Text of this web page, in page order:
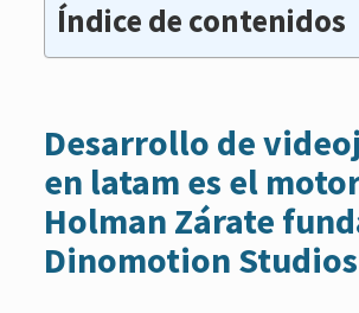
Índice de contenidos
Desarrollo de
en latam es el
Holman Zárate
Dinomotion Studios